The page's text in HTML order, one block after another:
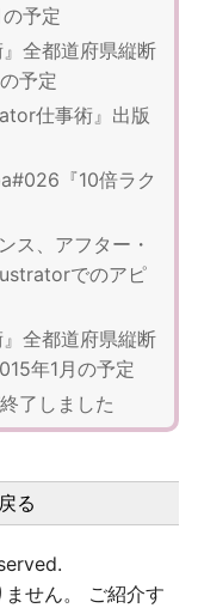
予定
全都道府県縦断
予定
仕事術』出版
『10倍ラク
ス、アフター・
でのアピ
全都道府県縦断
年1月の予定
了しました
る
せん。 ご紹介す